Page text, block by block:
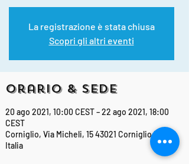
La registrazione è stata chiusa
Scopri gli altri eventi
Orario & Sede
20 ago 2021, 10:00 CEST – 22 ago 2021, 18:00
CEST
Corniglio, Via Micheli, 15 43021 Corniglio PR,
Italia